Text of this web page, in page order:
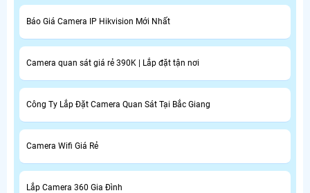
Báo Giá Camera IP Hikvision Mới Nhất
Camera quan sát giá rẻ 390K | Lắp đặt tận nơi
Công Ty Lắp Đặt Camera Quan Sát Tại Bắc Giang
Camera Wifi Giá Rẻ
Lắp Camera 360 Gia Đình